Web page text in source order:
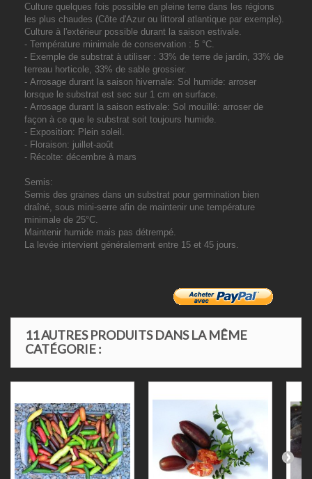
Culture quelques fois possible en pleine terre dans les régions
les plus chaudes (Côte d'Azur ou littoral atlantique par exemple).
Culture à l'extérieur possible durant la saison estivale.
- Température minimale de conservation : 5 °C.
- Exemple de substrat à utiliser : 33% de terre de jardin, 33% de
terreau horticole, 33% de sable grossier.
- Arrosage durant la saison hivernale: Sol humide: arroser
lorsque le substrat est sec sur 1 cm en surface.
- Arrosage durant la saison estivale: Sol mouillé: arroser de
façon à ce que le substrat soit toujours humide.
- Exposition: Plein soleil.
- Floraison: juillet-août
- Récolte: décembre à mars
Semis:
Semis des graines dans un substrat pour germination bien
draîné, sous mini-serre afin de maintenir une température
minimale de 25°C.
Maintenir humide mais pas détrempé.
La levée intervient généralement entre 15 et 45 jours.
11 AUTRES PRODUITS DANS LA MÊME
CATÉGORIE :